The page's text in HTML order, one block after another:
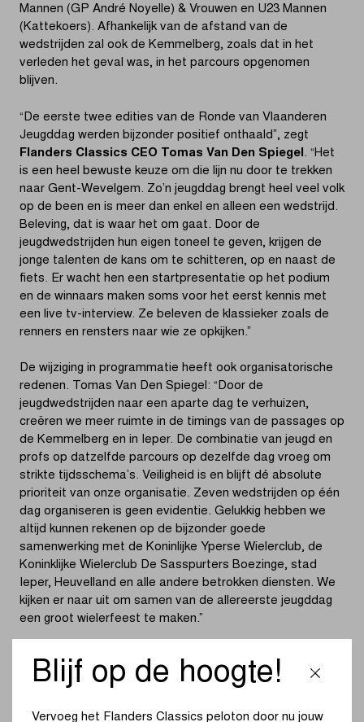
Mannen (GP André Noyelle) & Vrouwen en U23 Mannen
(Kattekoers). Afhankelijk van de afstand van de
wedstrijden zal ook de Kemmelberg, zoals dat in het
verleden het geval was, in het parcours opgenomen
blijven.
“De eerste twee edities van de Ronde van Vlaanderen
Jeugddag werden bijzonder positief onthaald”, zegt
Flanders Classics CEO Tomas Van Den Spiegel . “Het
is een heel bewuste keuze om die lijn nu door te trekken
naar Gent-Wevelgem. Zo’n jeugddag brengt heel veel volk
op de been en is meer dan enkel en alleen een wedstrijd.
Beleving, dat is waar het om gaat. Door de
jeugdwedstrijden hun eigen toneel te geven, krijgen de
jonge talenten de kans om te schitteren, op en naast de
fiets. Er wacht hen een startpresentatie op het podium
en de winnaars maken soms voor het eerst kennis met
een live tv-interview. Ze beleven de klassieker zoals de
renners en rensters naar wie ze opkijken.”
De wijziging in programmatie heeft ook organisatorische
redenen. Tomas Van Den Spiegel: “Door de
jeugdwedstrijden naar een aparte dag te verhuizen,
creëren we meer ruimte in de timings van de passages op
de Kemmelberg en in Ieper. De combinatie van jeugd en
profs op datzelfde parcours op dezelfde dag vroeg om
strikte tijdsschema’s. Veiligheid is en blijft dé absolute
prioriteit van onze organisatie. Zeven wedstrijden op één
dag organiseren is geen evidentie. Gelukkig hebben we
altijd kunnen rekenen op de bijzonder goede
samenwerking met de Koninlijke Yperse Wielerclub, de
Koninklijke Wielerclub De Sasspurters Boezinge, stad
Ieper, Heuvelland en alle andere betrokken diensten. We
kijken er naar uit om samen van de allereerste jeugddag
een groot wielerfeest te maken.”
Blijf op de hoogte!
Vervoeg het Flanders Classics peloton door nu jouw